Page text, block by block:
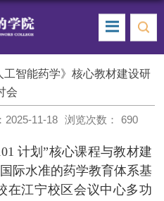
工智能药学》核心教材建设研
会
2025-11-18 浏览次数： 690
计划”核心课程与教材建
际水准的药学教育体系基
在江宁校区会议中心多功